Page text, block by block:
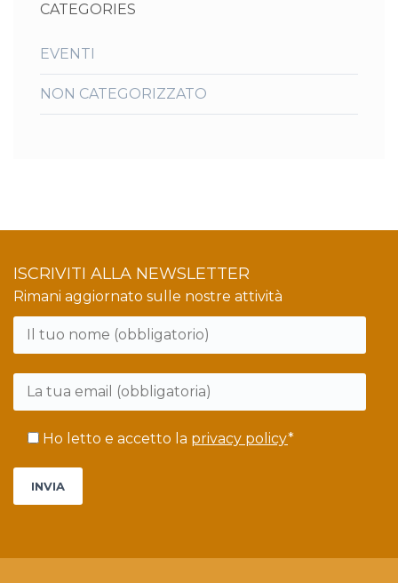
CATEGORIES
EVENTI
NON CATEGORIZZATO
ISCRIVITI ALLA NEWSLETTER
Rimani aggiornato sulle nostre attività
prega
di
lasciare
questo
campo.
Ho letto e accetto la privacy policy*